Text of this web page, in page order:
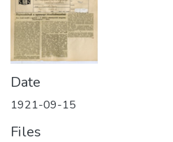
Date
1921-09-15
Files